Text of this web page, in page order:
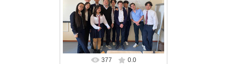
02.11.2024
любимые ученики
batrkhanova
377 0.0